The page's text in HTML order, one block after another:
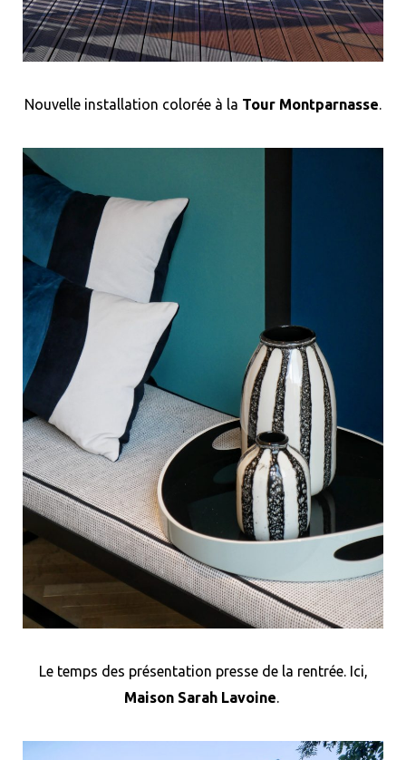
Nouvelle installation colorée à la Tour Montparnasse.
Le temps des présentation presse de la rentrée. Ici,
Maison Sarah Lavoine.